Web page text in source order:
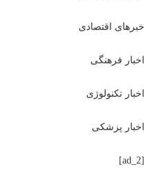
خبرهای اقتصادی
اخبار فرهنگی
اخبار تکنولوژی
اخبار پزشکی
[ad_2]